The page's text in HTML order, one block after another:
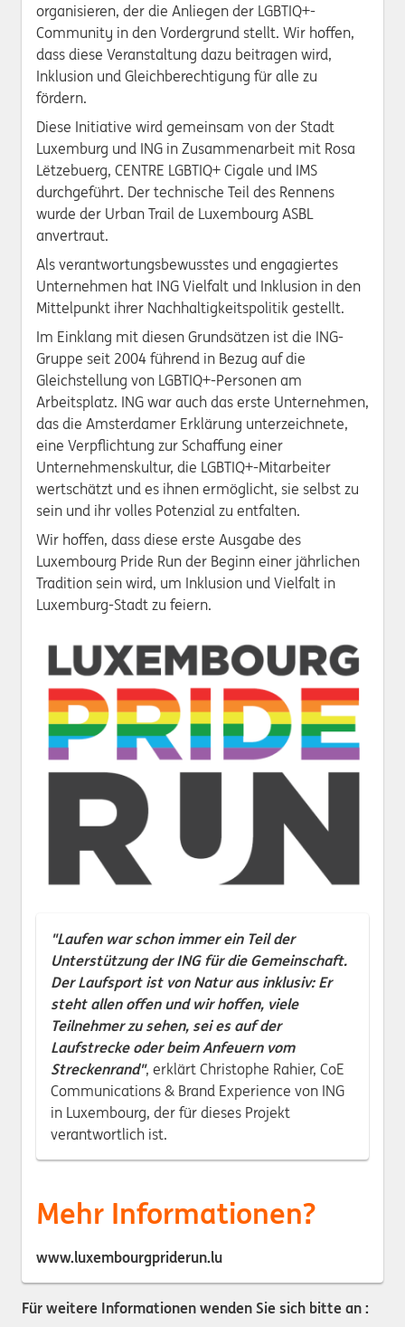
organisieren, der die Anliegen der LGBTIQ+-
Community in den Vordergrund stellt. Wir hoffen,
dass diese Veranstaltung dazu beitragen wird,
Inklusion und Gleichberechtigung für alle zu
fördern.
Diese Initiative wird gemeinsam von der Stadt
Luxemburg und ING in Zusammenarbeit mit Rosa
Lëtzebuerg, CENTRE LGBTIQ+ Cigale und IMS
durchgeführt. Der technische Teil des Rennens
wurde der Urban Trail de Luxembourg ASBL
anvertraut.
Als verantwortungsbewusstes und engagiertes
Unternehmen hat ING Vielfalt und Inklusion in den
Mittelpunkt ihrer Nachhaltigkeitspolitik gestellt.
Im Einklang mit diesen Grundsätzen ist die ING-
Gruppe seit 2004 führend in Bezug auf die
Gleichstellung von LGBTIQ+-Personen am
Arbeitsplatz. ING war auch das erste Unternehmen,
das die Amsterdamer Erklärung unterzeichnete,
eine Verpflichtung zur Schaffung einer
Unternehmenskultur, die LGBTIQ+-Mitarbeiter
wertschätzt und es ihnen ermöglicht, sie selbst zu
sein und ihr volles Potenzial zu entfalten.
Wir hoffen, dass diese erste Ausgabe des
Luxembourg Pride Run der Beginn einer jährlichen
Tradition sein wird, um Inklusion und Vielfalt in
Luxemburg-Stadt zu feiern.
"Laufen war schon immer ein Teil der
Unterstützung der ING für die Gemeinschaft.
Der Laufsport ist von Natur aus inklusiv: Er
steht allen offen und wir hoffen, viele
Teilnehmer zu sehen, sei es auf der
Laufstrecke oder beim Anfeuern vom
Streckenrand", erklärt Christophe Rahier, CoE
Communications & Brand Experience von ING
in Luxembourg, der für dieses Projekt
verantwortlich ist.
Mehr Informationen?
www.luxembourgpriderun.lu
Für weitere Informationen wenden Sie sich bitte an :